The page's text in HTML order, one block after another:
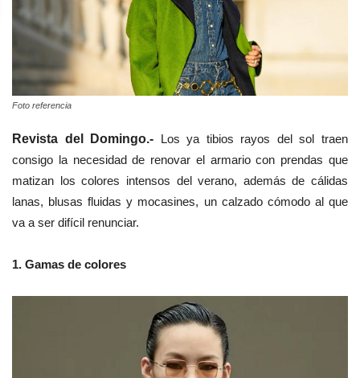
Foto referencia
Revista del Domingo.- Los ya tibios rayos del sol traen
consigo la necesidad de renovar el armario con prendas que
matizan los colores intensos del verano, además de cálidas
lanas, blusas fluidas y mocasines, un calzado cómodo al que
va a ser difícil renunciar.
1. Gamas de colores